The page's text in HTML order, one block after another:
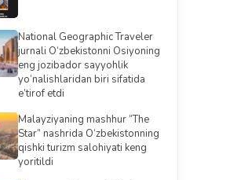
National Geographic Traveler
jurnali O‘zbekistonni Osiyoning
eng jozibador sayyohlik
yo‘nalishlaridan biri sifatida
e’tirof etdi
Malayziyaning mashhur “The
Star” nashrida O‘zbekistonning
qishki turizm salohiyati keng
yoritildi